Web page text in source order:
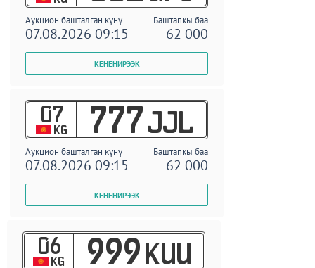
Аукцион башталган күнү Баштапкы баа
07.08.2026 09:15 62 000
07
KG 777 JJL
Аукцион башталган күнү Баштапкы баа
07.08.2026 09:15 62 000
06
KG 999 KUU